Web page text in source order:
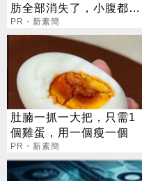
肪全部消失了，小腹都平
坦了
PR・新素簡
肚腩一抓一大把，只需1
個雞蛋，用一個瘦一個
PR・新素簡